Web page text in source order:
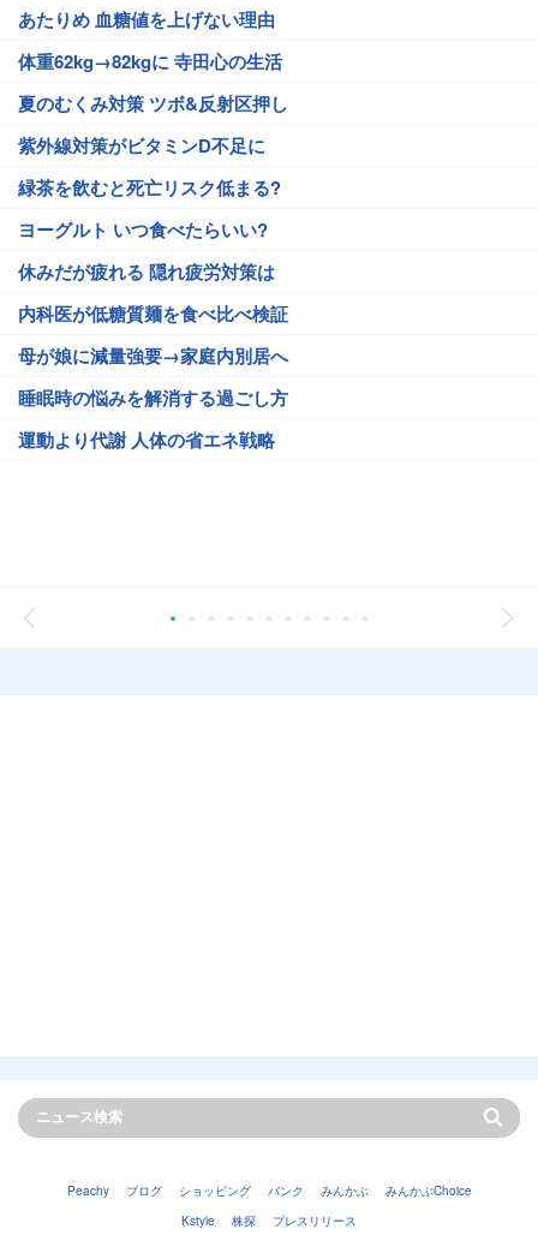
あたりめ 血糖値を上げない理由
体重62kg→82kgに 寺田心の生活
夏のむくみ対策 ツボ&反射区押し
紫外線対策がビタミンD不足に
緑茶を飲むと死亡リスク低まる?
ヨーグルト いつ食べたらいい?
休みだが疲れる 隠れ疲労対策は
内科医が低糖質麺を食べ比べ検証
母が娘に減量強要→家庭内別居へ
睡眠時の悩みを解消する過ごし方
運動より代謝 人体の省エネ戦略
Peachy ブログ ショッピング バンク みんかぶ
みんかぶChoice
Kstyle
株探 プレスリリース